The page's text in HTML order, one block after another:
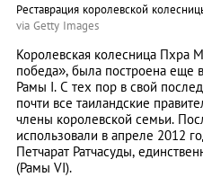
Реставрация королевской
via Getty Images
Королевская колесница Пхра
победа», была построена еще
Рамы I. С тех пор в свой
почти все таиландские
члены королевской семьи.
использовали в апреле 2012
Петчарат Ратчасуды,
(Рамы VI).